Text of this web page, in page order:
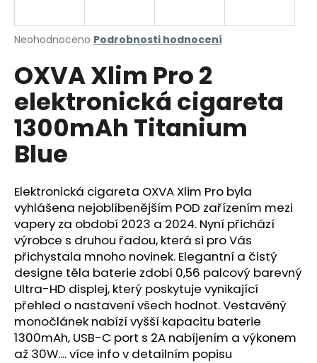
Průměrné
produktu
je
z
5
hvězdiček.
Neohodnoceno Podrobnosti hodnocení
OXVA Xlim Pro 2
elektronická cigareta
1300mAh Titanium
Blue
Elektronická cigareta OXVA Xlim Pro byla
vyhlášena nejoblíbenějším POD zařízením mezi
vapery za období 2023 a 2024. Nyní přichází
výrobce s druhou řadou, která si pro Vás
přichystala mnoho novinek. Elegantní a čistý
designe těla baterie zdobí 0,56 palcový barevný
Ultra-HD displej, který poskytuje vynikající
přehled o nastavení všech hodnot. Vestavěný
monočlánek nabízí vyšší kapacitu baterie
1300mAh, USB-C port s 2A nabíjením a výkonem
až 30W.... více info v detailním popisu
j
t
?
D
o
p
o
r
u
č
u
j